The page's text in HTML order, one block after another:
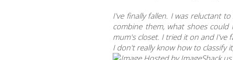
I've finally fallen. I was reluctant
combine them, what shoes
mum's closet. I tried it on and I've
I don't really know how to classify